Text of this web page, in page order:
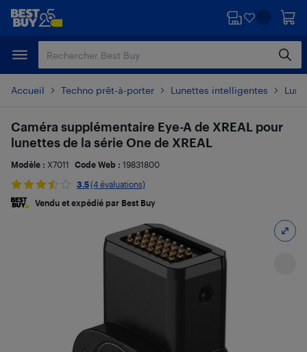
Passer
principal
Passer
Accueil Techno prêt-à-porter Lunettes intelligentes
Caméra supplémentaire Eye-A de XREAL pour
lunettes de la série One de XREAL
Modèle : X7011 Code Web : 19831800
3.5(4 évaluations)
Vendu et expédié par Best Buy